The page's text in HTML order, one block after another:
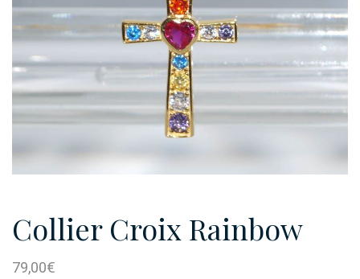
Collier Croix Rainbow
79,00€